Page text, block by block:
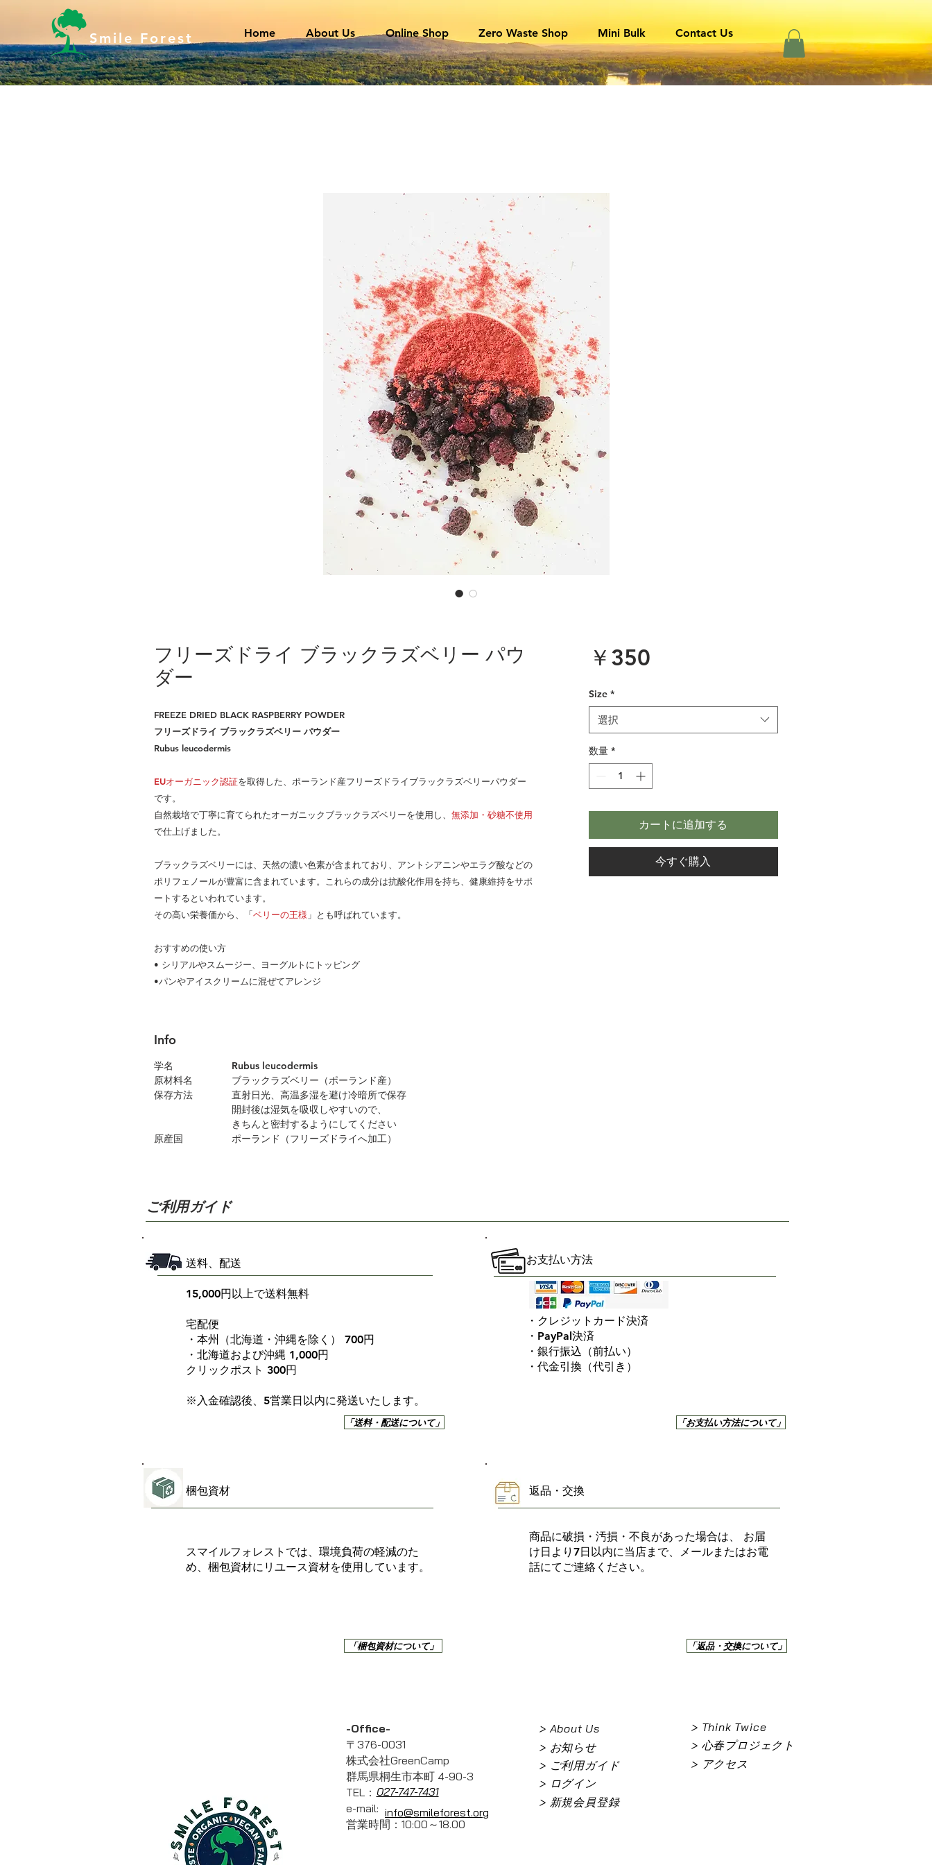
Smile Forest Home About Us Online Shop Zero Waste Shop Mini Bulk Contact Us
フリーズドライ ブラックラズベリー パウ
ダー
FREEZE DRIED BLACK RASPBERRY POWDER
フリーズドライ ブラックラズベリー パウダー
Rubus leucodermis
EUオーガニック認証を取得した、ポーランド産フリーズドライブラックラズベリーパウダー
です。
自然栽培で丁寧に育てられたオーガニックブラックラズベリーを使用し、 無添加・砂糖不使用
で仕上げました。
ブラックラズベリーには、天然の濃い色素が含まれており、アントシアニンやエラグ酸などの
ポリフェノールが豊富に含まれています。これらの成分は抗酸化作用を持ち、健康維持をサポ
ートするといわれています。
その高い栄養価から、「ベリーの王様 」とも呼ばれています。
おすすめの使い方
• シリアルやスムージー、ヨーグルトにトッピング
•パンやアイスクリームに混ぜてアレンジ
Info
学名 Rubus leucodermis
原材料名 ブラックラズベリー（ポーランド産）
保存方法 直射日光、高温多湿を避け冷暗所で保存
開封後は湿気を吸収しやすいので、
きちんと密封するようにしてください
原産国 ポーランド（フリーズドライへ加工）
￥350価
Size *
選択
数量 *
カートに追加する
今すぐ購入
ご利用ガイド
送料、配送
15,000円以上で送料無料
宅配便
・本州（北海道・沖縄を除く） 700円
・北海道および沖縄 1,000円
クリックポスト 300円
※入金確認後、5営業日以内に発送いたします。
「送料・配送について」
梱包資材
スマイルフォレストでは、環境負荷の軽減のた
め、梱包資材にリユース資材を使用しています。
「梱包資材について」
お支払い方法
・クレジットカード決済
・PayPal決済
・銀行振込（前払い）
・代金引換（代引き）
「お支払い方法について」
返品・交換
商品に破損・汚損・不良があった場合は、 お届
け日より7日以内に当店まで、メールまたはお電
話にてご連絡ください。
「返品・交換について」
-Office-
〒376-0031
株式会社GreenCamp
群馬県桐生市本町 4-90-3
TEL：
e-mail:
営業時間：10:00～18.00
027-747-7431
info@smileforest.org
> 新規会員登録
> ログイン
> ご利用ガイド
> お知らせ
> About Us
> アクセス
> 心春プロジェクト
> Think Twice